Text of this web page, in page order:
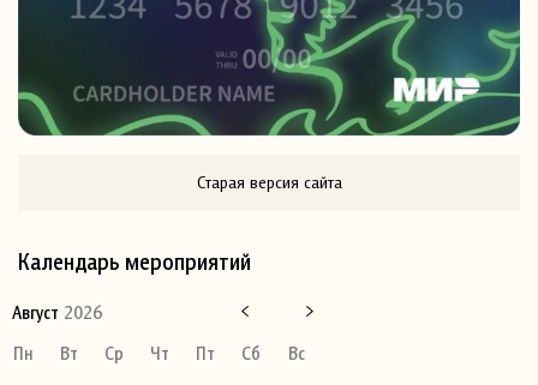
Старая версия сайта
Календарь мероприятий
Август 2026
Пн
Вт Ср Чт Пт Сб
Вс